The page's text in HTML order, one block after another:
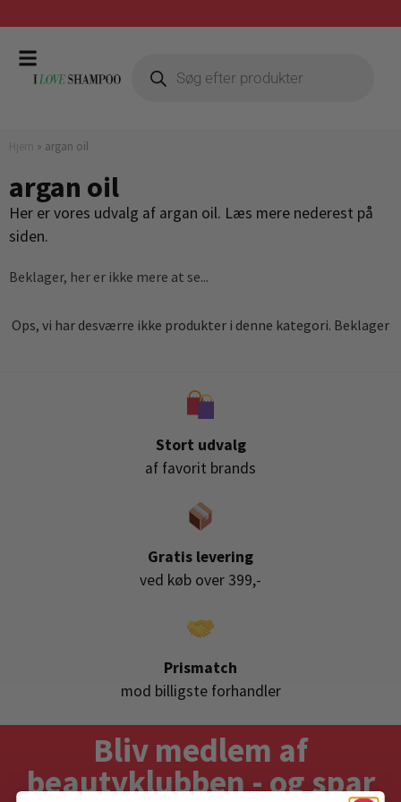
Gratis fragt ved køb over 399,-
» argan oil
argan oil
Her er vores udvalg af argan oil. Læs mere nederest på
siden.
Beklager, her er ikke mere at se...
Ops, vi har desværre ikke produkter i denne kategori. Beklager
Stort udvalg
af favorit brands
Gratis levering
ved køb over 399,-
Prismatch
mod billigste forhandler
Bliv medlem af
beautyklubben - og spar